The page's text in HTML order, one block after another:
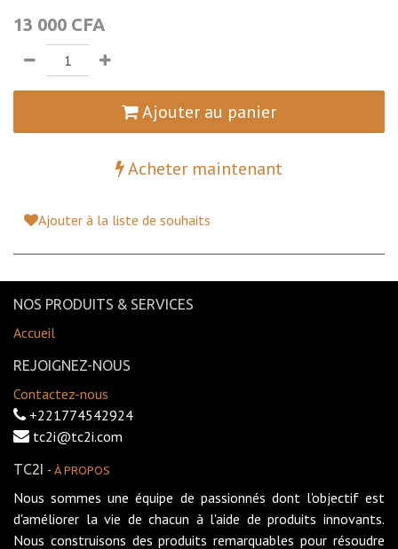
13 000 CFA
Ajouter au panier
Acheter maintenant
Ajouter à la liste de souhaits
NOS PRODUITS & SERVICES
Accueil
REJOIGNEZ-NOUS
Contactez-nous
+221774542924
tc2i@tc2i.com
TC2I - À PROPOS
Nous sommes une équipe de passionnés dont l'objectif est
d'améliorer la vie de chacun à l'aide de produits innovants.
Nous construisons des produits remarquables pour résoudre